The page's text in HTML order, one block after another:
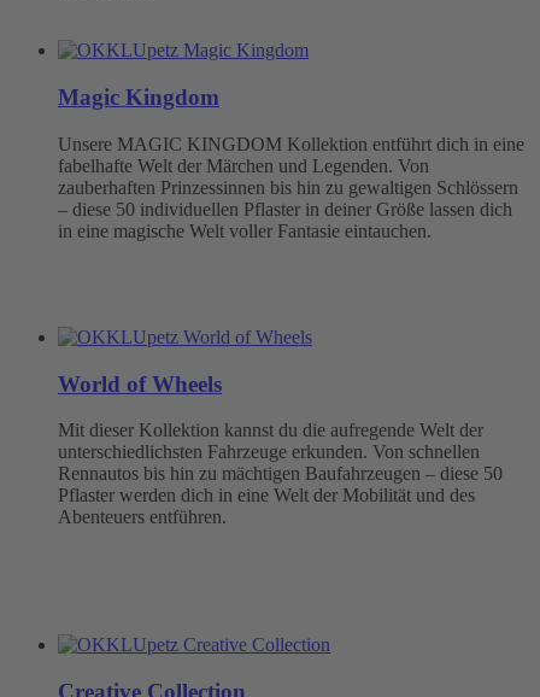
Magic Kingdom
Unsere MAGIC KINGDOM Kollektion entführt dich in eine
fabelhafte Welt der Märchen und Legenden. Von
zauberhaften Prinzessinnen bis hin zu gewaltigen Schlössern
– diese 50 individuellen Pflaster in deiner Größe lassen dich
in eine magische Welt voller Fantasie eintauchen.
World of Wheels
Mit dieser Kollektion kannst du die aufregende Welt der
unterschiedlichsten Fahrzeuge erkunden. Von schnellen
Rennautos bis hin zu mächtigen Baufahrzeugen – diese 50
Pflaster werden dich in eine Welt der Mobilität und des
Abenteuers entführen.
Creative Collection